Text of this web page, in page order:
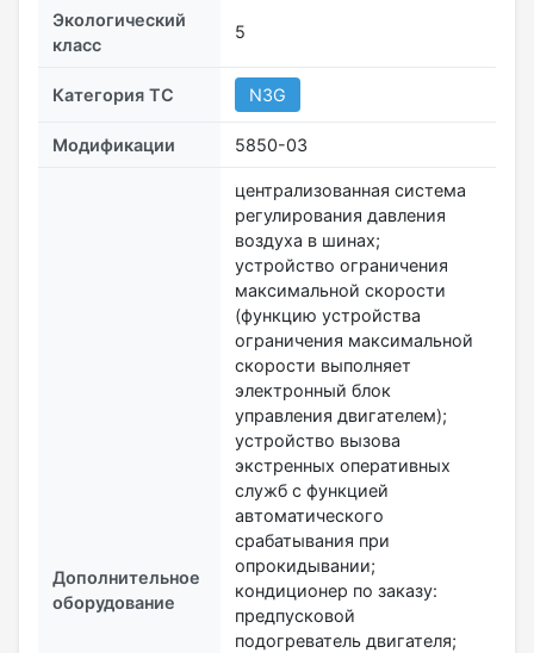
Экологический
класс
5
Категория ТС N3G
Модификации 5850-03
Дополнительное
оборудование
централизованная система
регулирования давления
воздуха в шинах;
устройство ограничения
максимальной скорости
(функцию устройства
ограничения максимальной
скорости выполняет
электронный блок
управления двигателем);
устройство вызова
экстренных оперативных
служб с функцией
автоматического
срабатывания при
опрокидывании;
кондиционер по заказу:
предпусковой
подогреватель двигателя;